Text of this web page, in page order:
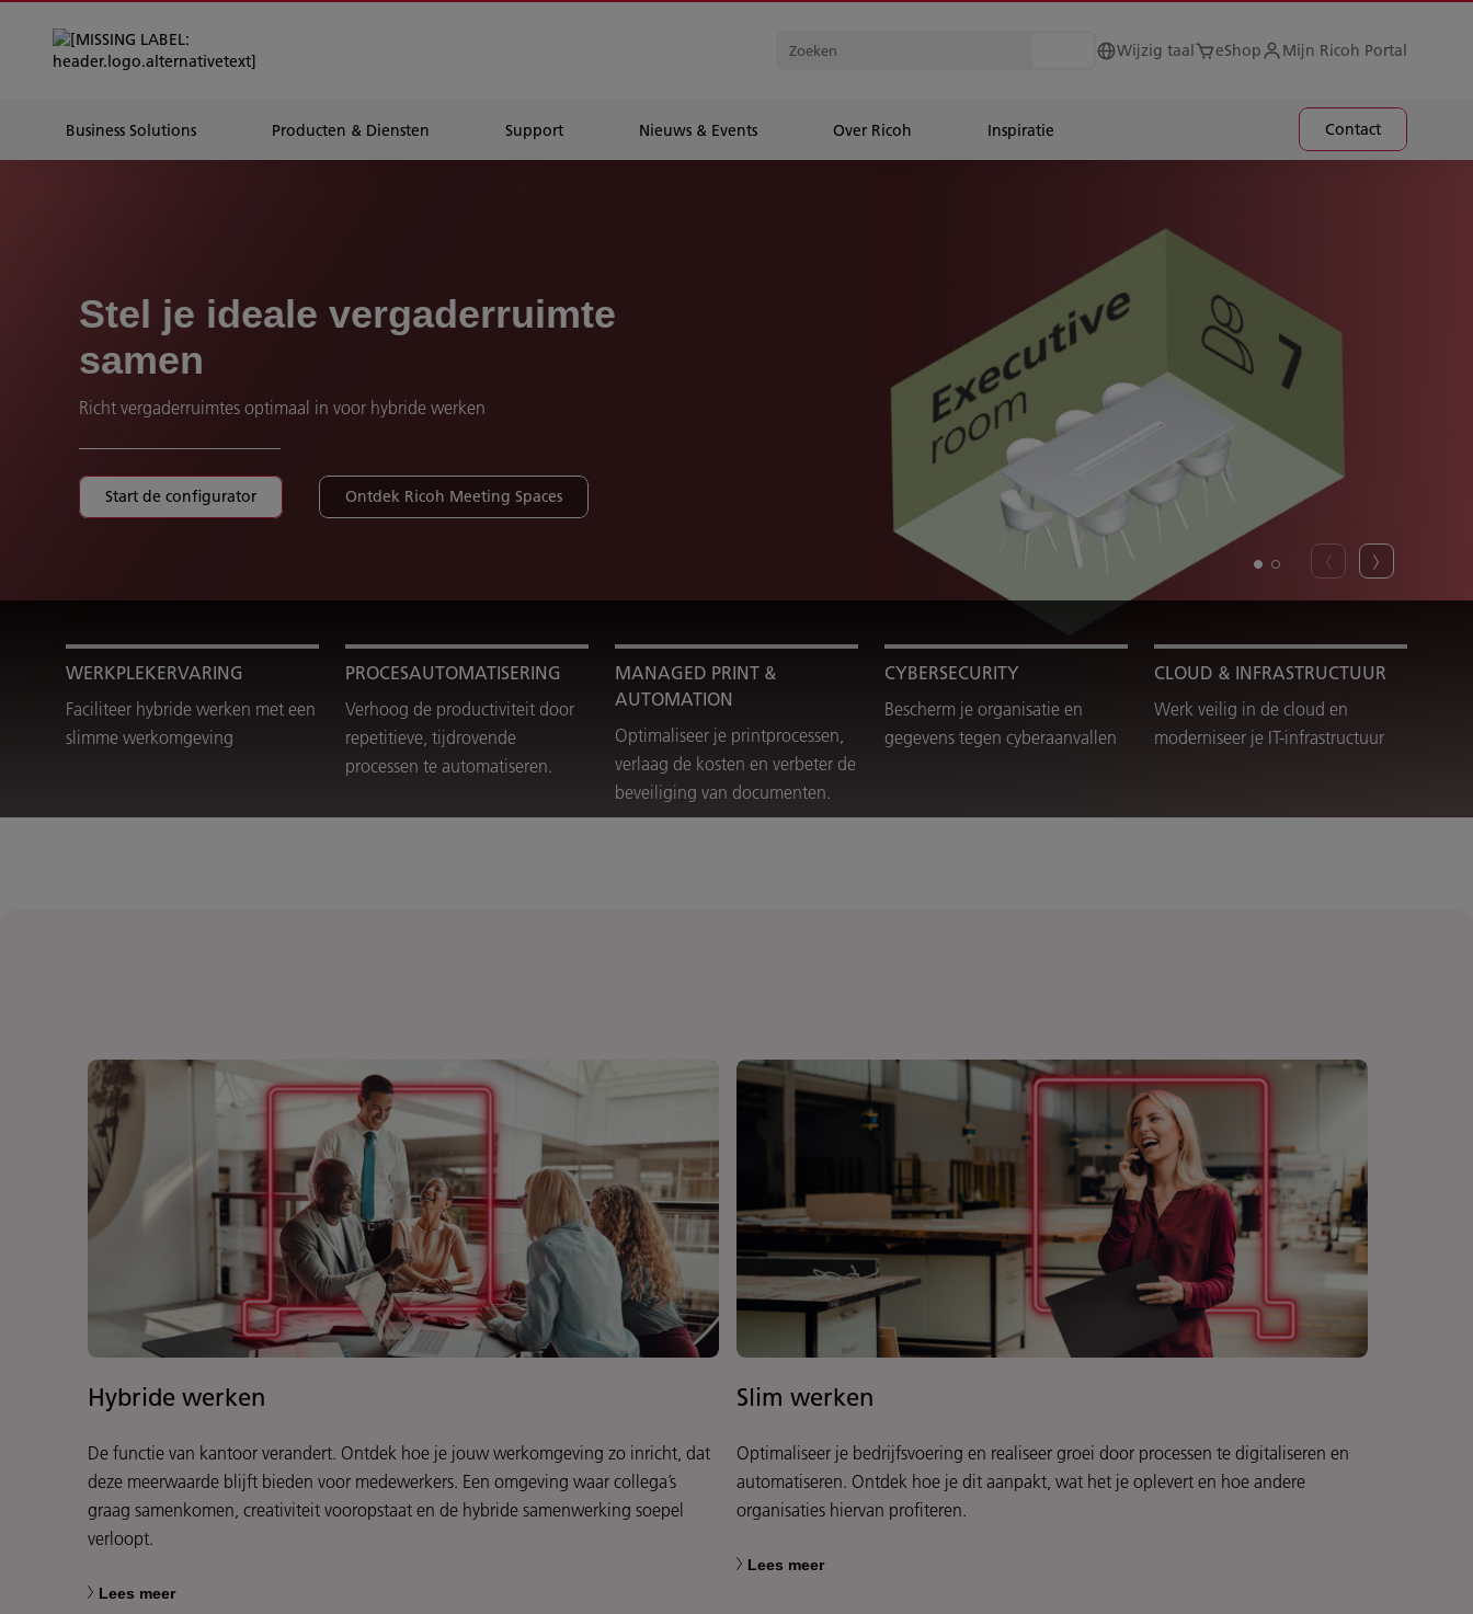
Wijzig taal eShop Mijn Ricoh Portal
Business Solutions Producten & Diensten Support Nieuws & Events Over Ricoh Inspiratie Contact
Stel je ideale vergaderruimte
samen
Richt vergaderruimtes optimaal in voor hybride werken
Start de configurator Ontdek Ricoh Meeting Spaces
WERKPLEKERVARING
Faciliteer hybride werken met een
slimme werkomgeving
PROCESAUTOMATISERING
Verhoog de productiviteit door
repetitieve, tijdrovende
processen te automatiseren.
MANAGED PRINT &
AUTOMATION
Optimaliseer je printprocessen,
verlaag de kosten en verbeter de
beveiliging van documenten.
CYBERSECURITY
Bescherm je organisatie en
gegevens tegen cyberaanvallen
CLOUD & INFRASTRUCTUUR
Werk veilig in de cloud en
moderniseer je IT-infrastructuur
Hybride werken
De functie van kantoor verandert. Ontdek hoe je jouw werkomgeving zo inricht, dat
deze meerwaarde blijft bieden voor medewerkers. Een omgeving waar collega’s
graag samenkomen, creativiteit vooropstaat en de hybride samenwerking soepel
verloopt.
Lees meer
Slim werken
Optimaliseer je bedrijfsvoering en realiseer groei door processen te digitaliseren en
automatiseren. Ontdek hoe je dit aanpakt, wat het je oplevert en hoe andere
organisaties hiervan profiteren.
Lees meer